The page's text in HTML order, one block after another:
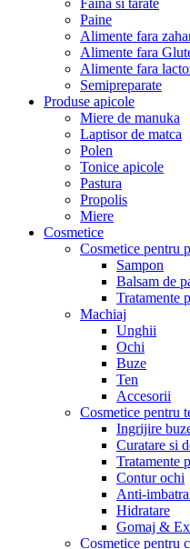
Faina si tarate
Paine
Alimente fara
Alimente fara
Alimente fara
Semipreparate
Produse apicole
Miere de manuka
Laptisor de matca
Polen
Tonice apicole
Pastura
Propolis
Miere
Cosmetice
Cosmetice pentru
Sampon
Balsam de
Tratamente
Machiaj
Unghii
Ochi
Buze
Ten
Accesorii
Cosmetice pentru
Ingrijire
Curatare si
Tratamente
Contur ochi
Anti-
Hidratare
Gomaj &
Cosmetice pentru